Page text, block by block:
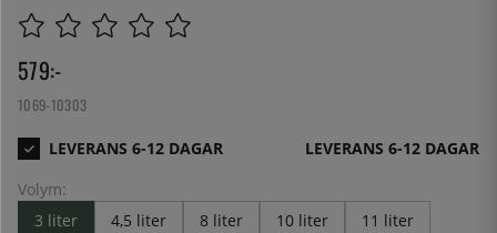
579:-
1069-10303
LEVERANS 6-12 DAGAR
Volym:
3 liter
4,5 liter 8 liter 10 liter
11 liter